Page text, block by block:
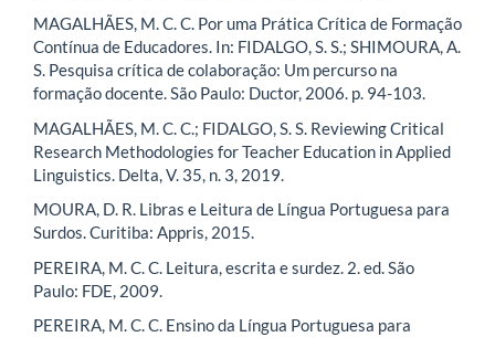
MAGALHÃES, M. C. C. Por uma Prática Crítica de Formação
Contínua de Educadores. In: FIDALGO, S. S.; SHIMOURA, A.
S. Pesquisa crítica de colaboração: Um percurso na
formação docente. São Paulo: Ductor, 2006. p. 94-103.
MAGALHÃES, M. C. C.; FIDALGO, S. S. Reviewing Critical
Research Methodologies for Teacher Education in Applied
Linguistics. Delta, V. 35, n. 3, 2019.
MOURA, D. R. Libras e Leitura de Língua Portuguesa para
Surdos. Curitiba: Appris, 2015.
PEREIRA, M. C. C. Leitura, escrita e surdez. 2. ed. São
Paulo: FDE, 2009.
PEREIRA, M. C. C. Ensino da Língua Portuguesa para